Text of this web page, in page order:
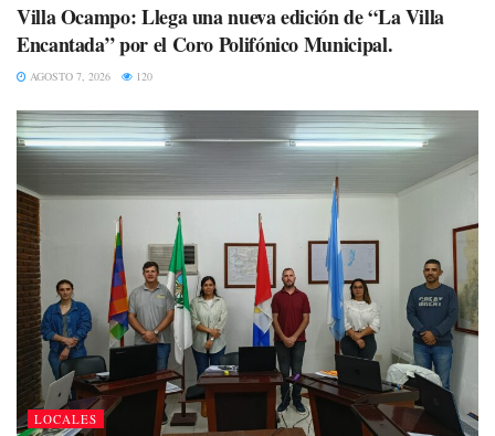
Villa Ocampo: Llega una nueva edición de “La Villa
Encantada” por el Coro Polifónico Municipal.
AGOSTO 7, 2026 120
LOCALES